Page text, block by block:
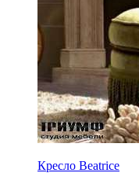
Кресло Beatrice